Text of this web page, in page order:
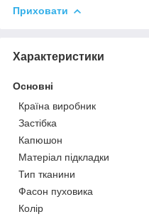
Приховати
Характеристики
Основні
Країна виробник
Застібка
Капюшон
Матеріал підкладки
Тип тканини
Фасон пуховика
Колір